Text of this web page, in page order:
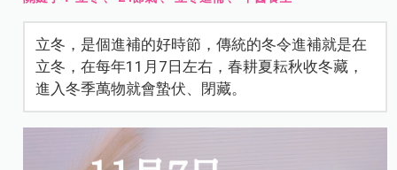
立冬，是個進補的好時節，傳統的冬令進補就是在
立冬，在每年11月7日左右，春耕夏耘秋收冬藏，
進入冬季萬物就會蟄伏、閉藏。